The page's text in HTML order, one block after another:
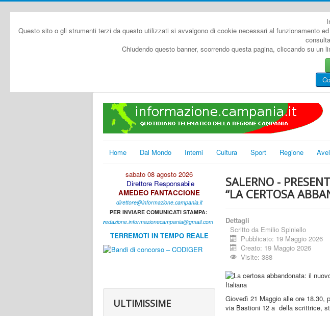
Questo sito o gli strumenti terzi da questo utilizzati si avvalgono di cookie necessari al funzionamento
Chiudendo questo banner, scorrendo questa pagina, cliccando su
Home Dal Mondo Interni Cultura Sport Regione
sabato 08 agosto 2026
Direttore Responsabile
AMEDEO FANTACCIONE
direttore@informazione.campania.it
PER INVIARE COMUNICATI STAMPA:
redazione.informazionecampania@gmail.com
TERREMOTI IN TEMPO REALE
ULTIMISSIME
SALERNO -
“LA CERTOSA
Dettagli
Scritto da Emilio Spiniello
Pubblicato: 19 Maggio 2026
Creato: 19 Maggio 2026
Visite: 388
Giovedì 21 Maggio alle ore 18.30,
via Bastioni 12 a della scrittrice,